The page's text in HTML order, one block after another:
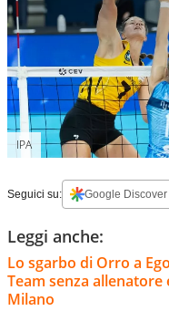
IPA
Seguici su: Google Discover
Leggi anche:
Lo sgarbo di Orro a
Team senza allenatore
Milano